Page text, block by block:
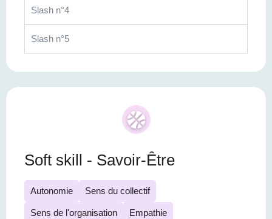
Slash n°4
Slash n°5
Soft skill - Savoir-Être
Autonomie Sens du collectif
Sens de l'organisation Empathie